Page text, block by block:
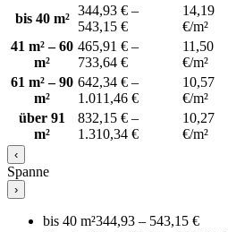
bis 40 m²
344,93 € –
543,15 €
14,19
€/m²
41 m² – 60
m²
465,91 € –
733,64 €
11,50
€/m²
61 m² – 90
m²
642,34 € –
1.011,46 €
10,57
€/m²
über 91
m²
832,15 € –
1.310,34 €
10,27
€/m²
‹
Spanne
›
bis 40 m²344,93 – 543,15 €